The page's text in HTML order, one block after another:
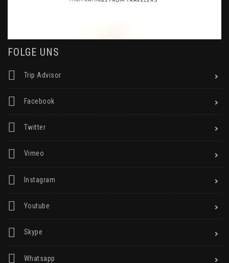
FOLGE UNS
Trip Advisor
Facebook
Twitter
Vimeo
Instagram
Youtube
Skype
Whatsapp